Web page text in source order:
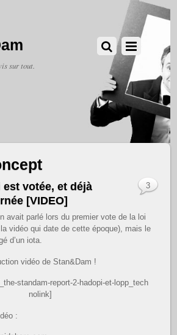
sur tout.
est votée, et déjà
[VIDEO]
avait parlé lors du premier vote de la loi
la vidéo qui date de cette époque), mais le
d’un iota.
vidéo de Stan&Dam !
standam-report-2-hadopi-et-lopp_tech
nolink]
:
3